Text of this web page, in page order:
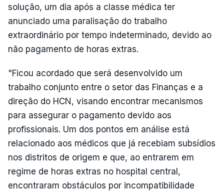
solução, um dia após a classe médica ter
anunciado uma paralisação do trabalho
extraordinário por tempo indeterminado, devido ao
não pagamento de horas extras.
"Ficou acordado que será desenvolvido um
trabalho conjunto entre o setor das Finanças e a
direção do HCN, visando encontrar mecanismos
para assegurar o pagamento devido aos
profissionais. Um dos pontos em análise está
relacionado aos médicos que já recebiam subsídios
nos distritos de origem e que, ao entrarem em
regime de horas extras no hospital central,
encontraram obstáculos por incompatibilidade